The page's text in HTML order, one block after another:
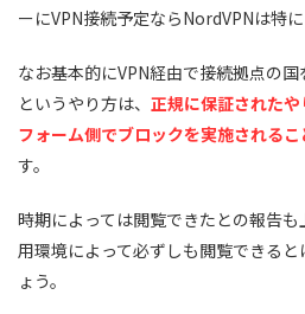
ーにVPN接続予定ならNordVPNは特に
なお基本的にVPN経由で接続拠点の
というやり方は、 正規に保証された
フォーム側でブロックを実施される
す。
時期によっては閲覧できたとの報告
用環境によって必ずしも閲覧できる
ょう。